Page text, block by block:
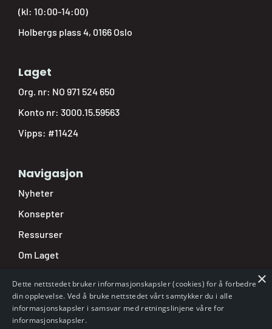
(kl: 10:00-14:00)
Holbergs plass 4, 0166 Oslo
Laget
Org. nr: NO 971 524 650
Konto nr: 3000.15.59563
Vipps: #11424
Navigasjon
Nyheter
Konsepter
Ressurser
Om Laget
Min side
Varsling
×
Dette nettstedet bruker informasjonskapsler (cookies) for å forbedre
din opplevelse. Ved å bruke nettstedet vårt samtykker du i alle
informasjonskapsler i samsvar med retningslinjene våre for
informasjonskapsler.